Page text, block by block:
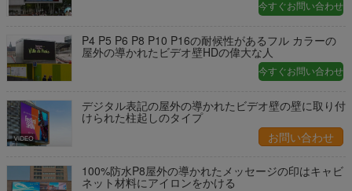
今すぐお問い合わせ
P4 P5 P6 P8 P10 P16の耐候性があるフル カラーの
屋外の導かれたビデオ壁HDの偉大な人
今すぐお問い合わせ
デジタル表記の屋外の導かれたビデオ壁の壁に取り付
けられた柱起しのタイプ
お問い合わせ
100%防水P8屋外の導かれたメッセージの印はキャビ
ネット材料にアイロンをかける